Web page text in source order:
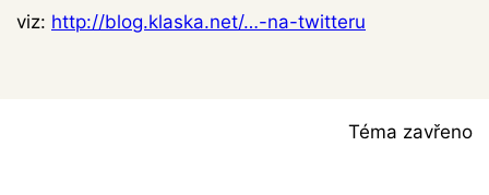
viz: http://blog.klaska.net/…-na-twitteru
Téma zavřeno